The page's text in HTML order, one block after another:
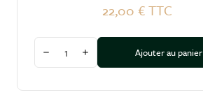
22,00 €TTC
Diminuer la quantité
Augmenter la quantité
Ajouter au panier